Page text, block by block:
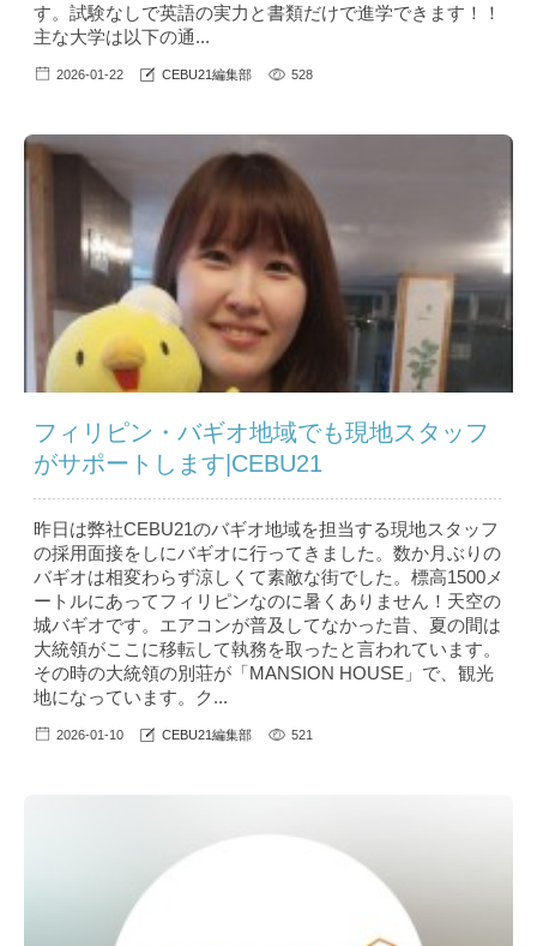
す。試験なしで英語の実力と書類だけで進学できます！！
主な大学は以下の通...
2026-01-22 CEBU21編集部 528
フィリピン・バギオ地域でも現地スタッフ
がサポートします|CEBU21
昨日は弊社CEBU21のバギオ地域を担当する現地スタッフ
の採用面接をしにバギオに行ってきました。数か月ぶりの
バギオは相変わらず涼しくて素敵な街でした。標高1500メ
ートルにあってフィリピンなのに暑くありません！天空の
城バギオです。エアコンが普及してなかった昔、夏の間は
大統領がここに移転して執務を取ったと言われています。
その時の大統領の別荘が「MANSION HOUSE」で、観光
地になっています。ク...
2026-01-10 CEBU21編集部 521